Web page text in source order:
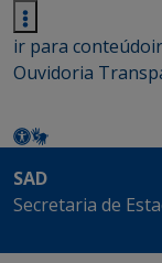
ir para conteúdo
Ouvidoria
SAD
Secretaria de